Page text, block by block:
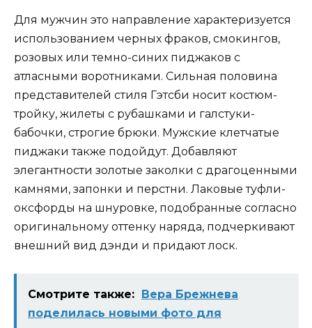
Для мужчин это направление характеризуется
использованием черных фраков, смокингов,
розовых или темно-синих пиджаков с
атласными воротниками. Сильная половина
представителей стиля Гэтсби носит костюм-
тройку, жилеты с рубашками и галстуки-
бабочки, строгие брюки. Мужские клетчатые
пиджаки также подойдут. Добавляют
элегантности золотые заколки с драгоценными
камнями, запонки и перстни. Лаковые туфли-
оксфорды на шнуровке, подобранные согласно
оригинальному оттенку наряда, подчеркивают
внешний вид дэнди и придают лоск.
Смотрите также:
Вера Брежнева
поделилась новыми фото для